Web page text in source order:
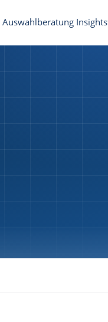
Auswahlberatung Insights